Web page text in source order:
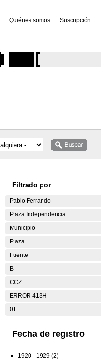
Quiénes somos Suscripción
Filtrado por
Pablo Ferrando
Plaza Independencia
Municipio
Plaza
Fuente
B
CCZ
ERROR 413H
01
Fecha de registro
1920 - 1929 (2)